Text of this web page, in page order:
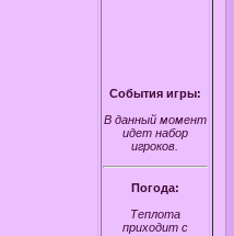
События игры:
В данный момент
идет набор
игроков.
Погода:
Теплота
приходит с